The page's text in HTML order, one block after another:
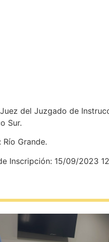
del Juzgado de
Sur.
Río Grande.
Inscripción: 15/09/2023